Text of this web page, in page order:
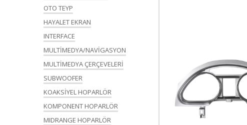
OTO TEYP
HAYALET EKRAN
INTERFACE
MULTİMEDYA/NAVİGASYON
MULTİMEDYA ÇERÇEVELERİ
SUBWOOFER
KOAKSİYEL HOPARLÖR
KOMPONENT HOPARLÖR
MIDRANGE HOPARLÖR